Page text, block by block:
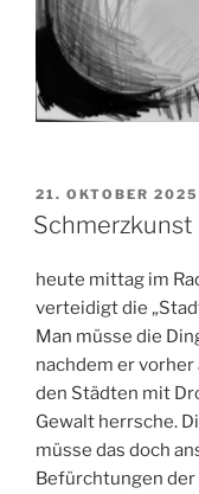
VERÖFFENTLICHT
AM
21. OKTOBER 2025
Schmerzkunst
heute mittag im
verteidigt die
Man müsse die
nachdem er
den Städten mit
Gewalt herrsche.
müsse das doch
Befürchtungen der